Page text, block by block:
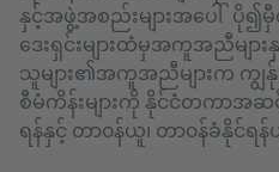
နှင့်အဖွဲ့အစည်းများအပေါ် ပို၍
ဒေးရှင်းများထံမှအကူအညီမျ
သူများ၏အကူအညီများက က
စီမံကိန်းများကို နိုင်ငံတကာအ
ရန်နှင့် တာ၀န်ယူ၊ တာ၀န်ခံနိုင်ရ